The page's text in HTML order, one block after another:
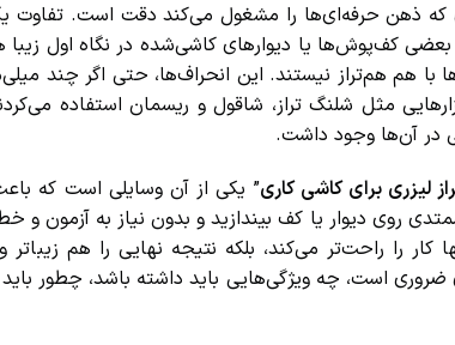
ذهن حرفه‌ای‌ها را مشغول می‌کند دقت است. تفاوت
کف‌پوش‌ها یا دیوارهای کاشی‌شده در نگاه اول زیبا
هم‌تراز نیستند. این انحراف‌ها، حتی اگر چند
مثل شلنگ تراز، شاقول و ریسمان استفاده می‌کردند.
در آن‌ها وجود داشت.
لیزری برای کاشی کاری” یکی از آن وسایلی است که
روی دیوار یا کف بیندازید و بدون نیاز به آزمون و
کار را راحت‌تر می‌کند، بلکه نتیجه نهایی را هم
است، چه ویژگی‌هایی باید داشته باشد، چطور باید